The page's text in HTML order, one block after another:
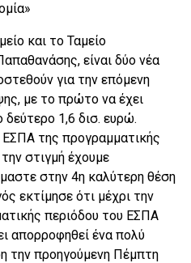
και το Ταμείο
είναι δύο νέα
για την επόμενη
με το πρώτο να έχει
1,6 δισ. ευρώ.
ΕΣΠΑ της προγραμματικής
στιγμή έχουμε
στην 4η καλύτερη θέση
εκτίμησε ότι μέχρι την
περιόδου του ΕΣΠΑ
απορροφηθεί ένα πολύ
την προηγούμενη Πέμπτη